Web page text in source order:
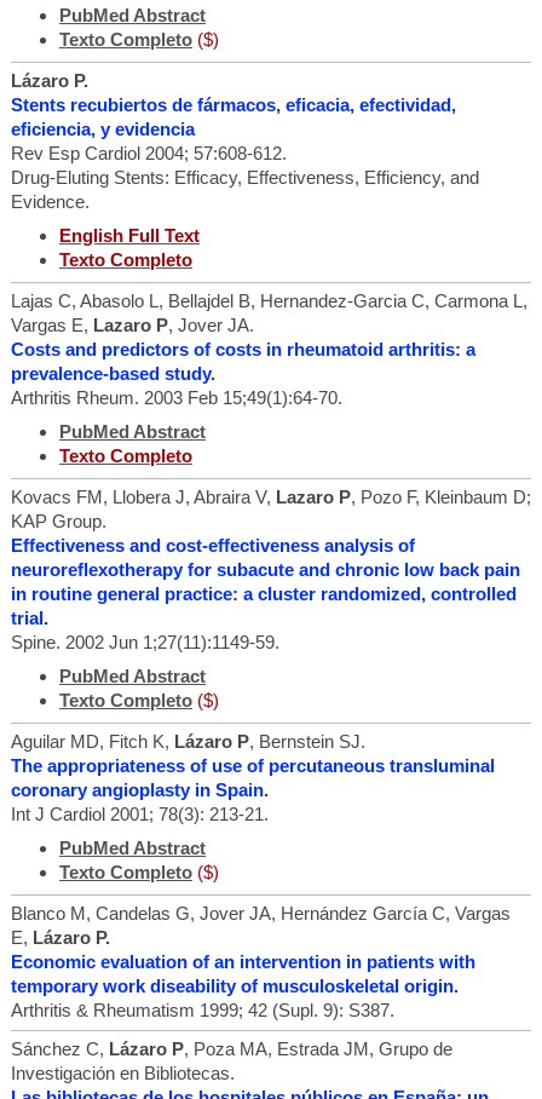
PubMed Abstract
Texto Completo ($)
Lázaro P.
Stents recubiertos de fármacos, eficacia, efectividad,
eficiencia, y evidencia
Rev Esp Cardiol 2004; 57:608-612.
Drug-Eluting Stents: Efficacy, Effectiveness, Efficiency, and
Evidence.
English Full Text
Texto Completo
Lajas C, Abasolo L, Bellajdel B, Hernandez-Garcia C, Carmona L,
Vargas E, Lazaro P, Jover JA.
Costs and predictors of costs in rheumatoid arthritis: a
prevalence-based study.
Arthritis Rheum. 2003 Feb 15;49(1):64-70.
PubMed Abstract
Texto Completo
Kovacs FM, Llobera J, Abraira V, Lazaro P, Pozo F, Kleinbaum D;
KAP Group.
Effectiveness and cost-effectiveness analysis of
neuroreflexotherapy for subacute and chronic low back pain
in routine general practice: a cluster randomized, controlled
trial.
Spine. 2002 Jun 1;27(11):1149-59.
PubMed Abstract
Texto Completo ($)
Aguilar MD, Fitch K, Lázaro P, Bernstein SJ.
The appropriateness of use of percutaneous transluminal
coronary angioplasty in Spain.
Int J Cardiol 2001; 78(3): 213-21.
PubMed Abstract
Texto Completo ($)
Blanco M, Candelas G, Jover JA, Hernández García C, Vargas
E, Lázaro P.
Economic evaluation of an intervention in patients with
temporary work diseability of musculoskeletal origin.
Arthritis & Rheumatism 1999; 42 (Supl. 9): S387.
Sánchez C, Lázaro P, Poza MA, Estrada JM, Grupo de
Investigación en Bibliotecas.